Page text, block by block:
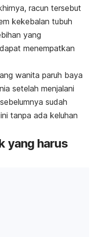
racun tersebut
kekebalan tubuh
yang
menempatkan
wanita paruh baya
setelah menjalani
sudah
tanpa ada keluhan
yang harus